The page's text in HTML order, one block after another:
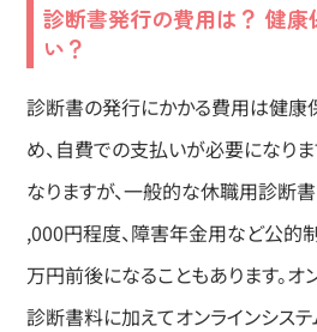
診断書発行の費用は？ 健康
い？
診断書の発行にかかる費用は健康
め、自費での支払いが必要になり
なりますが、一般的な休職用診断
,000円程度、障害年金用など公的
万円前後になることもあります。オ
診断書料に加えてオンラインシス